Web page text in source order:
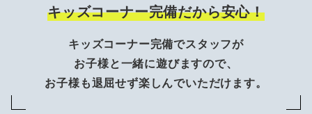
キッズコーナー完備だから安心！
キッズコーナー完備でスタッフが
お子様と一緒に遊びますので、
お子様も退屈せず楽しんでいただけます。